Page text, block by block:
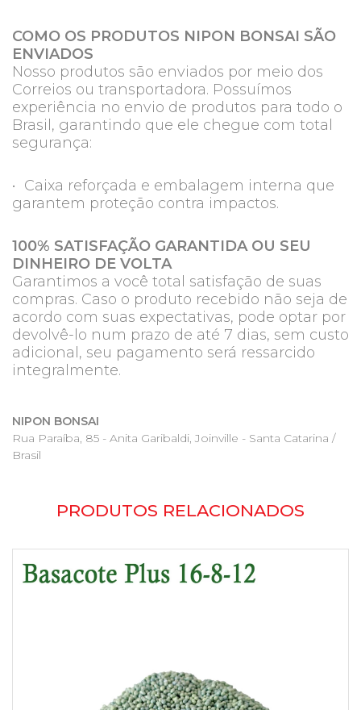
COMO OS PRODUTOS NIPON BONSAI SÃO
ENVIADOS
Nosso produtos são enviados por meio dos
Correios ou transportadora. Possuímos
experiência no envio de produtos para todo o
Brasil, garantindo que ele chegue com total
segurança:
• Caixa reforçada e embalagem interna que
garantem proteção contra impactos.
100% SATISFAÇÃO GARANTIDA OU SEU
DINHEIRO DE VOLTA
Garantimos a você total satisfação de suas
compras. Caso o produto recebido não seja de
acordo com suas expectativas, pode optar por
devolvê-lo num prazo de até 7 dias, sem custo
adicional, seu pagamento será ressarcido
integralmente.
NIPON BONSAI
Rua Paraíba, 85 - Anita Garibaldi, Joinville - Santa Catarina /
Brasil
PRODUTOS RELACIONADOS